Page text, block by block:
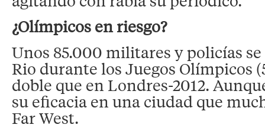
¿Olímpicos en riesgo?
Unos 85.000 militares y policías
Rio durante los Juegos Olímpicos
doble que en Londres-2012.
su eficacia en una ciudad que
Far West.